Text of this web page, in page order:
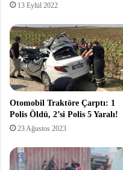
13 Eylül 2022
Otomobil Traktöre Çarptı: 1
Polis Öldü, 2’si Polis 5 Yaralı!
23 Ağustos 2023